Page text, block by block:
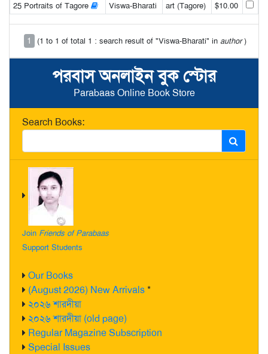
পরবাস অনলাইন বুক স্টোর
Parabaas Online Book Store
Search Books:
Join Friends of Parabaas
Support Students
Our Books
(August 2026) New Arrivals*
২০২৬ শারদীয়া
২০২৬ শারদীয়া (old page)
Regular Magazine Subscription
Special Issues
25 Portraits of Tagore Viswa-Bharati art (Tagore) $10.00
1 (1 to 1 of total 1 : search result of "Viswa-Bharati" in author)